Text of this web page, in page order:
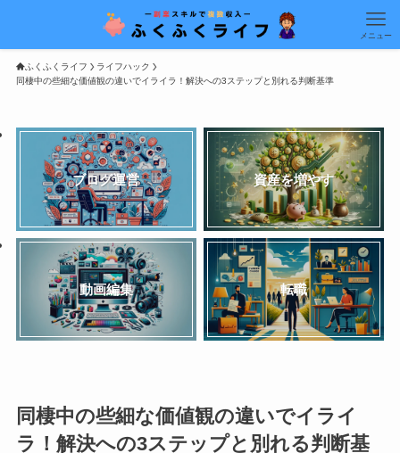
メニュー
ふくふくライフ
ライフハック
同棲中の些細な価値観の違いでイライラ！解決への3ステップと別れる判断基準
ブログ運営 資産を増やす
動画編集 転職
同棲中の些細な価値観の違いでイライ
ラ！解決への3ステップと別れる判断基